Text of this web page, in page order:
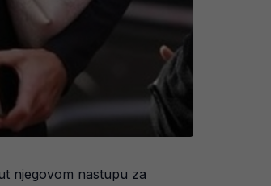
njegovom nastupu za